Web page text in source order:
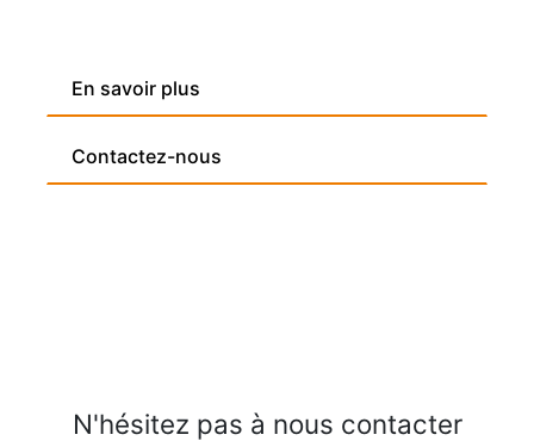
En savoir plus
Contactez-nous
N'hésitez pas à nous contacter